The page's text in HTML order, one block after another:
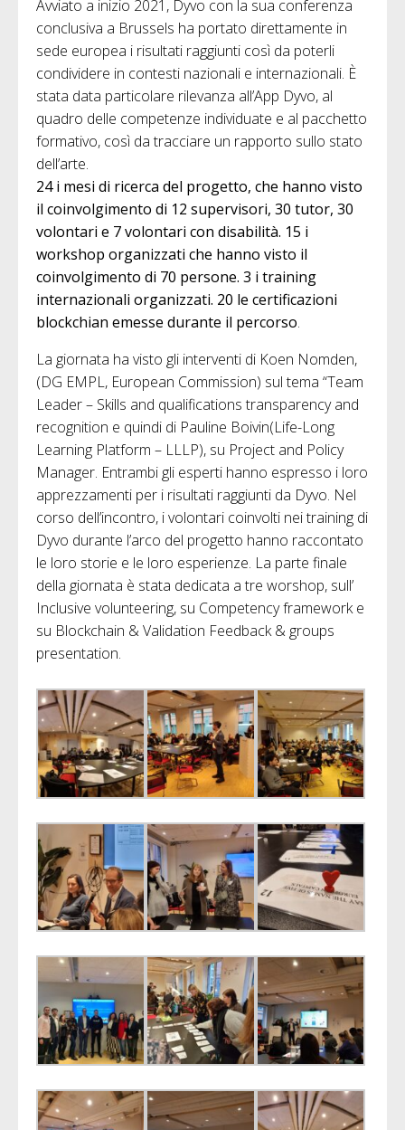
Avviato a inizio 2021, Dyvo con la sua conferenza
conclusiva a Brussels ha portato direttamente in
sede europea i risultati raggiunti così da poterli
condividere in contesti nazionali e internazionali. È
stata data particolare rilevanza all’App Dyvo, al
quadro delle competenze individuate e al pacchetto
formativo, così da tracciare un rapporto sullo stato
dell’arte.
24 i mesi di ricerca del progetto, che hanno visto
il coinvolgimento di 12 supervisori, 30 tutor, 30
volontari e 7 volontari con disabilità. 15 i
workshop organizzati che hanno visto il
coinvolgimento di 70 persone. 3 i training
internazionali organizzati. 20 le certificazioni
blockchian emesse durante il percorso.
La giornata ha visto gli interventi di Koen Nomden,
(DG EMPL, European Commission) sul tema “Team
Leader – Skills and qualifications transparency and
recognition e quindi di Pauline Boivin(Life-Long
Learning Platform – LLLP), su Project and Policy
Manager. Entrambi gli esperti hanno espresso i loro
apprezzamenti per i risultati raggiunti da Dyvo. Nel
corso dell’incontro, i volontari coinvolti nei training di
Dyvo durante l’arco del progetto hanno raccontato
le loro storie e le loro esperienze. La parte finale
della giornata è stata dedicata a tre worshop, sull’
Inclusive volunteering, su Competency framework e
su Blockchain & Validation Feedback & groups
presentation.